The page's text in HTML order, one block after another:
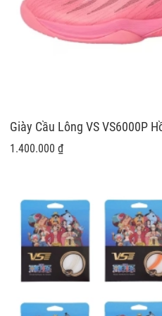
Giày Cầu Lông VS VS6000P
1.400.000 ₫